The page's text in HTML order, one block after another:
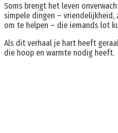
Soms brengt het leven
simpele dingen –
om te helpen – die iemands lot
Als dit verhaal je hart heeft
die hoop en warmte nodig heeft.